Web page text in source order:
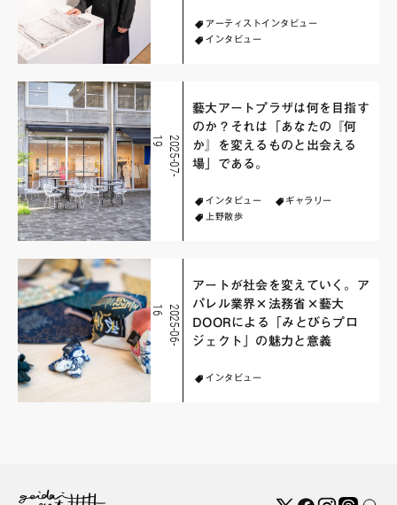
アーティストインタビュー
インタビュー
2
0
2
5
-
0
7
-
1
9
藝大アートプラザは何を目指す
のか？それは「あなたの『何
か』を変えるものと出会える
場」である。
インタビュー
ギャラリー
上野散歩
2
0
2
5
-
0
6
-
1
6
アートが社会を変えていく。ア
パレル業界×法務省×藝大
DOORによる「みとびらプロ
ジェクト」の魅力と意義
インタビュー